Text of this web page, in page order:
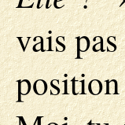
vais